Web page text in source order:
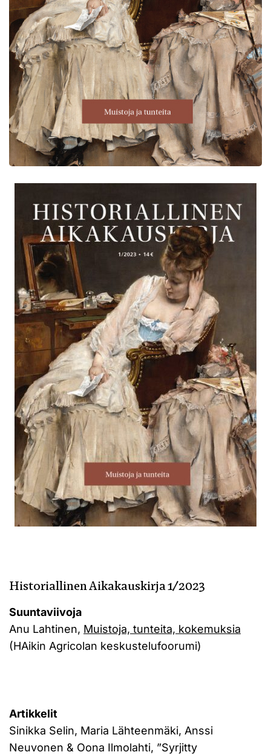
Historiallinen Aikakauskirja 1/2023
Suuntaviivoja
Anu Lahtinen, Muistoja, tunteita, kokemuksia
(HAikin Agricolan keskustelufoorumi)
Artikkelit
Sinikka Selin, Maria Lähteenmäki, Anssi
Neuvonen & Oona Ilmolahti, ”Syrjitty